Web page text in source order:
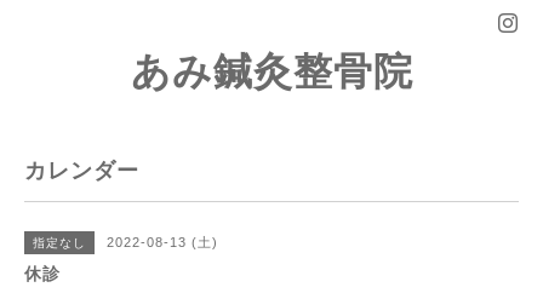
あみ鍼灸整骨院
カレンダー
指定なし 2022-08-13 (土)
休診